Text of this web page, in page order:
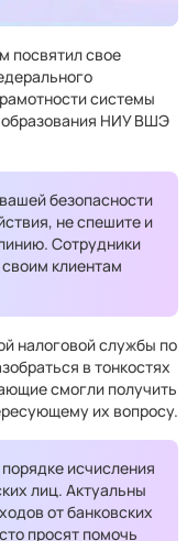
посвятил свое
системы
образования НИУ ВШЭ
безопасности
не спешите и
Сотрудники
своим клиентам
налоговой службы по
в тонкостях
смогли получить
их вопросу.
исчисления
лиц. Актуальны
от банковских
просят помочь